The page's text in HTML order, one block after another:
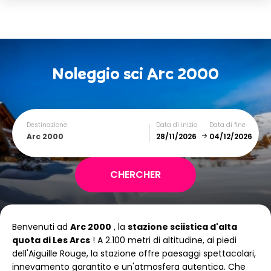
Noleggio sci Arc 2000
Destinazione
Arc 2000
Data di inizio Data di fine
SUN MON TUE WED THU FRI SAT
1 2 3 4 5
Benvenuti ad Arc 2000 , la stazione sciistica d'alta
quota di Les Arcs ! A 2.100 metri di altitudine, ai piedi
dell'Aiguille Rouge, la stazione offre paesaggi spettacolari,
innevamento garantito e un'atmosfera autentica. Che